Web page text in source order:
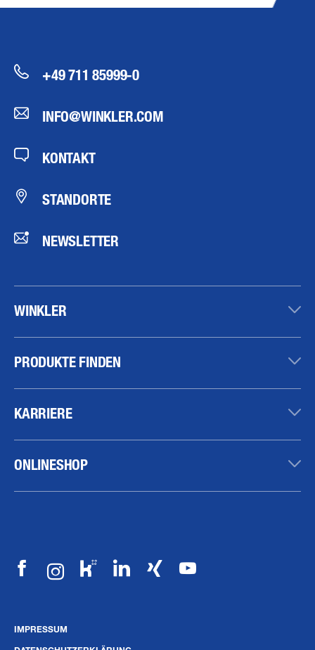
+49 711 85999-0
INFO@WINKLER.COM
KONTAKT
STANDORTE
NEWSLETTER
WINKLER
PRODUKTE FINDEN
KARRIERE
ONLINESHOP
IMPRESSUM